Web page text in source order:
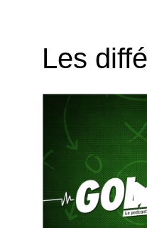
Les